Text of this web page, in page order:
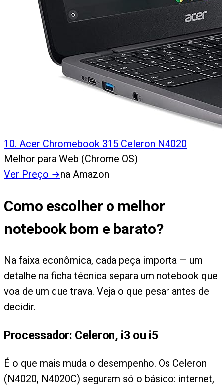
10. Acer Chromebook 315 Celeron N4020
Melhor para Web (Chrome OS)
Ver Preço →na Amazon
Como escolher o melhor
notebook bom e barato?
Na faixa econômica, cada peça importa — um
detalhe na ficha técnica separa um notebook que
voa de um que trava. Veja o que pesar antes de
decidir.
Processador: Celeron, i3 ou i5
É o que mais muda o desempenho. Os Celeron
(N4020, N4020C) seguram só o básico: internet,